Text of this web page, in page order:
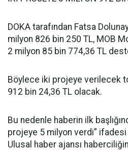
DOKA tarafından Fatsa Dolunay
milyon 826 bin 250 TL, MOB
2 milyon 85 bin 774,36 TL
Böylece iki projeye verilecek
912 bin 24,36 TL olacak.
Bu nedenle haberin ilk
projeye 5 milyon verdi”
Ulusal haber ajansı